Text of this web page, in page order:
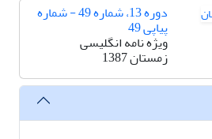
دوره 13، شماره 49 - شماره
پیاپی 49
ویژه نامه انگلیسی
زمستان 1387